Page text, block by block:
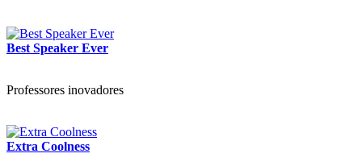
Best Speaker Ever
Professores inovadores
Extra Coolness